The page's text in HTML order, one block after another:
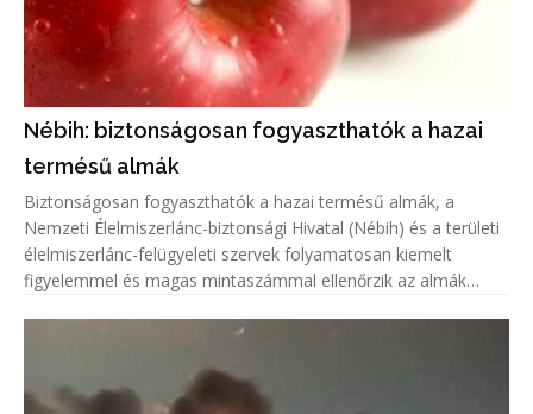
Nébih: biztonságosan fogyaszthatók a hazai
termésű almák
Biztonságosan fogyaszthatók a hazai termésű almák, a
Nemzeti Élelmiszerlánc-biztonsági Hivatal (Nébih) és a területi
élelmiszerlánc-felügyeleti szervek folyamatosan kiemelt
figyelemmel és magas mintaszámmal ellenőrzik az almák